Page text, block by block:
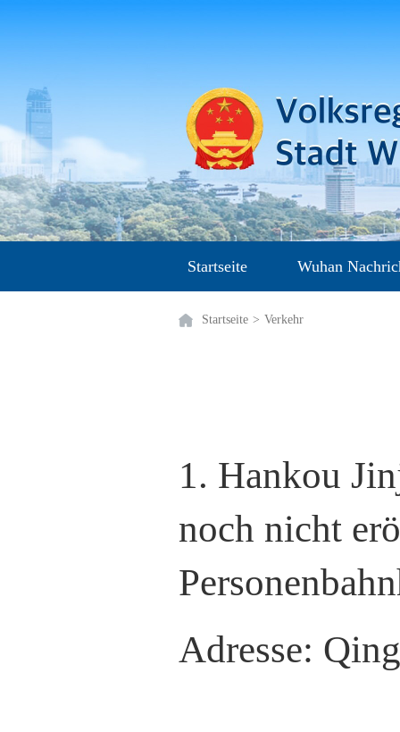
Startseite Wuhan
Startseite > Verkehr
1. Hankou
noch nicht
Adresse: